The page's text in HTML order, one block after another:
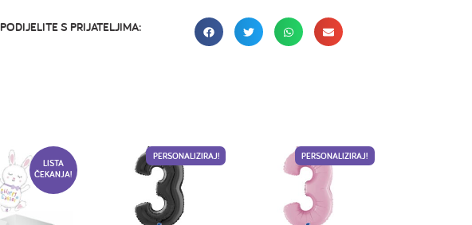
PODIJELITE S PRIJATELJIMA:
LISTA
ČEKANJA!
PERSONALIZIRAJ! PERSONALIZIRAJ!